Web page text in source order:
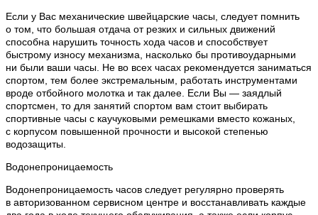
Если у Вас механические швейцарские часы, следует помнить
о том, что большая отдача от резких и сильных движений
способна нарушить точность хода часов и способствует
быстрому износу механизма, насколько бы противоударными
ни были ваши часы. Не во всех часах рекомендуется заниматься
спортом, тем более экстремальным, работать инструментами
вроде отбойного молотка и так далее. Если Вы — заядлый
спортсмен, то для занятий спортом вам стоит выбирать
спортивные часы с каучуковыми ремешками вместо кожаных,
с корпусом повышенной прочности и высокой степенью
водозащиты.
Водонепроницаемость
Водонепроницаемость часов следует регулярно проверять
в авторизованном сервисном центре и восстанавливать каждые